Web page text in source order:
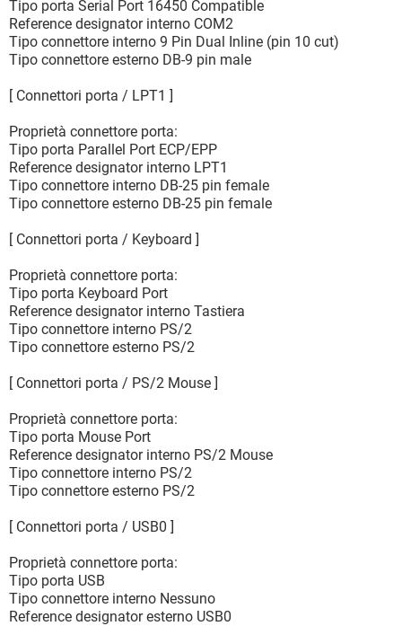
Tipo porta Serial Port 16450 Compatible
Reference designator interno COM2
Tipo connettore interno 9 Pin Dual Inline (pin 10 cut)
Tipo connettore esterno DB-9 pin male
[ Connettori porta / LPT1 ]
Proprietà connettore porta:
Tipo porta Parallel Port ECP/EPP
Reference designator interno LPT1
Tipo connettore interno DB-25 pin female
Tipo connettore esterno DB-25 pin female
[ Connettori porta / Keyboard ]
Proprietà connettore porta:
Tipo porta Keyboard Port
Reference designator interno Tastiera
Tipo connettore interno PS/2
Tipo connettore esterno PS/2
[ Connettori porta / PS/2 Mouse ]
Proprietà connettore porta:
Tipo porta Mouse Port
Reference designator interno PS/2 Mouse
Tipo connettore interno PS/2
Tipo connettore esterno PS/2
[ Connettori porta / USB0 ]
Proprietà connettore porta:
Tipo porta USB
Tipo connettore interno Nessuno
Reference designator esterno USB0